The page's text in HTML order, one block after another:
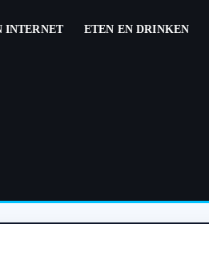
INTERNET ETEN EN DRINKEN